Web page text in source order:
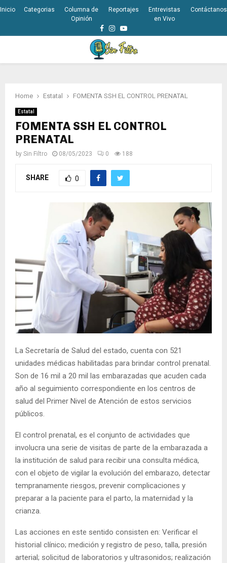
Inicio Categorias
Columna de
Opinión
Reportajes
Entrevistas
en Vivo
Contáctanos
Facebook
Instagram
Youtube
Home Estatal FOMENTA SSH EL CONTROL PRENATAL
Estatal
FOMENTA SSH EL CONTROL
PRENATAL
by Sin Filtro 08/05/2023 0 188
SHARE 0
La Secretaría de Salud del estado, cuenta con 521
unidades médicas habilitadas para brindar control prenatal.
Son de 16 mil a 20 mil las embarazadas que acuden cada
año al seguimiento correspondiente en los centros de
salud del Primer Nivel de Atención de estos servicios
públicos.
El control prenatal, es el conjunto de actividades que
involucra una serie de visitas de parte de la embarazada a
la institución de salud para recibir una consulta médica,
con el objeto de vigilar la evolución del embarazo, detectar
tempranamente riesgos, prevenir complicaciones y
preparar a la paciente para el parto, la maternidad y la
crianza.
Las acciones en este sentido consisten en: Verificar el
historial clínico; medición y registro de peso, talla, presión
arterial; solicitud de laboratorios y ultrasonidos; realización